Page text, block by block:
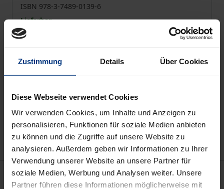
Zustimmung Details Über Cookies
Diese Webseite verwendet Cookies
Wir verwenden Cookies, um Inhalte und Anzeigen zu
personalisieren, Funktionen für soziale Medien anbieten
zu können und die Zugriffe auf unsere Website zu
analysieren. Außerdem geben wir Informationen zu Ihrer
Verwendung unserer Website an unsere Partner für
soziale Medien, Werbung und Analysen weiter. Unsere
Partner führen diese Informationen möglicherweise mit
ISBN 978-3-7489-0139-6
Lieferbar
Preisangaben inkl. MwSt. Abhängig von der Lieferadresse
kann die MwSt. an der Kasse variieren.
In den Warenkorb
Zur Wunschliste hinzufügen
Hinweise zu Versandkosten
Beschreibung